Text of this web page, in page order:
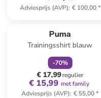
Adviesprijs (AVP): € 100,00*
Puma
Trainingsshirt blauw
-70%
€ 17,99regulier
€ 15,99 met family
Adviesprijs (AVP): € 55,00*